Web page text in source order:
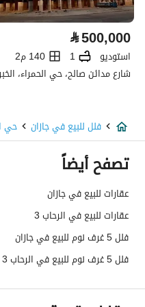
كهرباء
صرف صحي
هاتف
تفاصيل اضافية
عمر العقار
عرض الشارع
رقم المخطط
⃁500,000
استوديو 1
140 م2
شارع مدائن صالح، حي الحمراء،
فلل للبيع في جازان حي
تصفح أيضاً
عقارات للبيع في جازان
عقارات للبيع في الرحاب 3
فلل 5 غرف نوم للبيع في جازان
فلل 5 غرف نوم للبيع في الرحاب 3